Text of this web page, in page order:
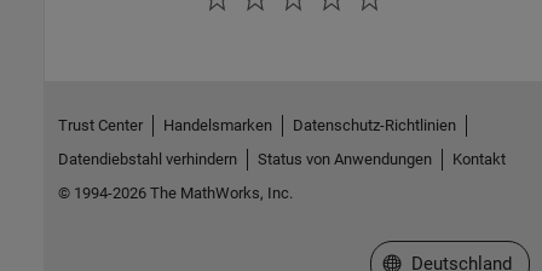
Trust Center Handelsmarken
Datenschutz-Richtlinien
Datendiebstahl verhindern
Status von Anwendungen
Kontakt
© 1994-2026 The MathWorks, Inc.
Website auswählen
Deutschland